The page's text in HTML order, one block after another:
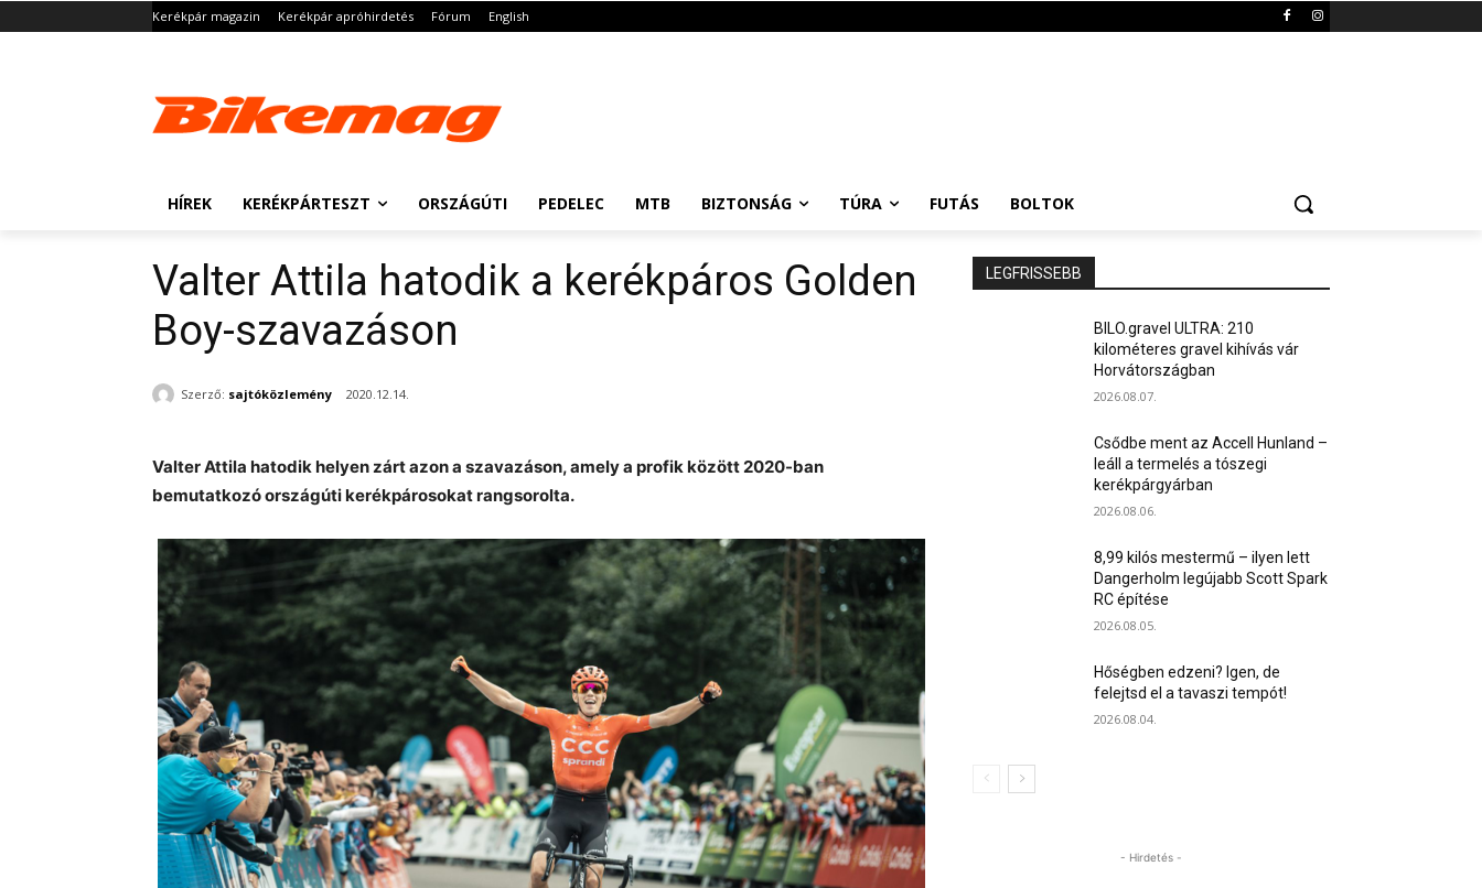
Kerékpár magazin Kerékpár apróhirdetés Fórum English
HÍREK KERÉKPÁRTESZT ORSZÁGÚTI PEDELEC MTB BIZTONSÁG TÚRA FUTÁS BOLTOK
Valter Attila hatodik a kerékpáros Golden
Boy-szavazáson
Szerző: sajtóközlemény 2020.12.14.
Valter Attila hatodik helyen zárt azon a szavazáson, amely a profik között 2020-ban
bemutatkozó országúti kerékpárosokat rangsorolta.
LEGFRISSEBB
BILO.gravel ULTRA: 210
kilométeres gravel kihívás vár
Horvátországban
2026.08.07.
Csődbe ment az Accell Hunland –
leáll a termelés a tószegi
kerékpárgyárban
2026.08.06.
8,99 kilós mestermű – ilyen lett
Dangerholm legújabb Scott Spark
RC építése
2026.08.05.
Hőségben edzeni? Igen, de
felejtsd el a tavaszi tempót!
2026.08.04.
- Hirdetés -